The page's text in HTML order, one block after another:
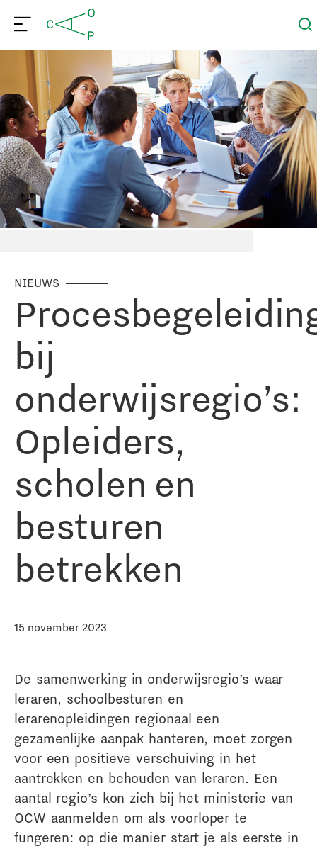
NIEUWS
bij
onderwijsregio’s:
Opleiders,
scholen en
besturen
betrekken
15 november 2023
De samenwerking in onderwijsregio’s waar
leraren, schoolbesturen en
lerarenopleidingen regionaal een
gezamenlijke aanpak hanteren, moet zorgen
voor een positieve verschuiving in het
aantrekken en behouden van leraren. Een
aantal regio’s kon zich bij het ministerie van
OCW aanmelden om als voorloper te
fungeren: op die manier start je als eerste in